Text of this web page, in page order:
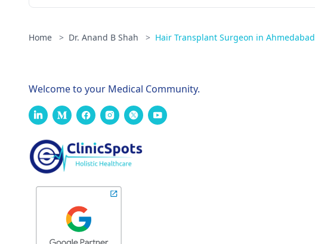
Home > Dr. Anand B Shah > Hair Transplant Surgeon in Ahmedabad
Welcome to your Medical Community.